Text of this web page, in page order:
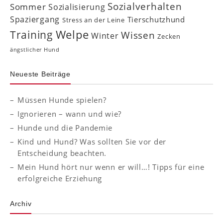
Sommer Sozialisierung Sozialverhalten
Spaziergang Stress an der Leine Tierschutzhund
Training Welpe Winter Wissen Zecken
ängstlicher Hund
Neueste Beiträge
Müssen Hunde spielen?
Ignorieren – wann und wie?
Hunde und die Pandemie
Kind und Hund? Was sollten Sie vor der
Entscheidung beachten.
Mein Hund hört nur wenn er will…! Tipps für eine
erfolgreiche Erziehung
Archiv